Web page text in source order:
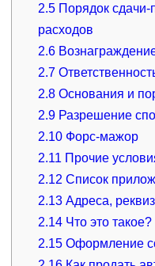
2.5 Порядок
расходов
2.6
2.7
2.8 Основания и
2.9 Разрешение
2.10 Форс-мажор
2.11 Прочие
2.12 Список
2.13 Адреса,
2.14 Что это такое?
2.15 Оформление